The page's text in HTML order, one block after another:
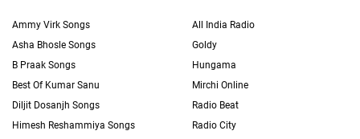
Ammy Virk Songs
Asha Bhosle Songs
B Praak Songs
Best Of Kumar Sanu
Diljit Dosanjh Songs
Himesh Reshammiya Songs
All India Radio
Goldy
Hungama
Mirchi Online
Radio Beat
Radio City